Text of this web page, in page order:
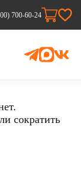
700-60-24
сократить